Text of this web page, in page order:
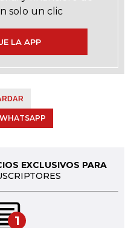
solo un clic
LA APP
EXCLUSIVOS PARA
1